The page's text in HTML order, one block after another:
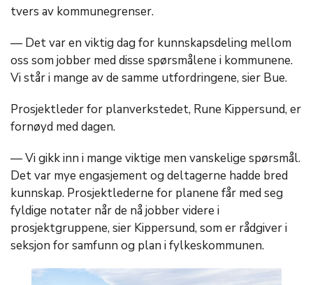
tvers av kommunegrenser.
— Det var en viktig dag for kunnskapsdeling mellom
oss som jobber med disse spørsmålene i kommunene.
Vi står i mange av de samme utfordringene, sier Bue.
Prosjektleder for planverkstedet, Rune Kippersund, er
fornøyd med dagen.
— Vi gikk inn i mange viktige men vanskelige spørsmål.
Det var mye engasjement og deltagerne hadde bred
kunnskap. Prosjektlederne for planene får med seg
fyldige notater når de nå jobber videre i
prosjektgruppene, sier Kippersund, som er rådgiver i
seksjon for samfunn og plan i fylkeskommunen.